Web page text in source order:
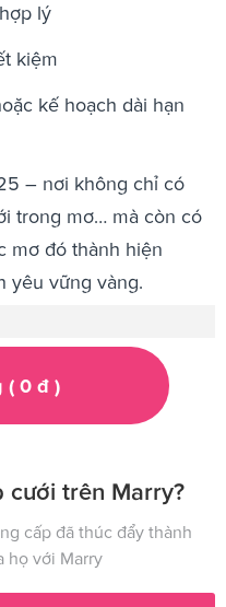
lý
kiệm
kế hoạch dài hạn
– nơi không chỉ có
trong mơ… mà còn có
mơ đó thành hiện
yêu vững vàng.
( 0đ )
cưới trên Marry?
cấp đã thúc đẩy thành
họ với Marry